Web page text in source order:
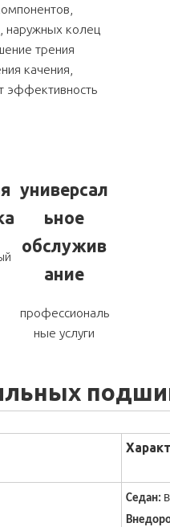
наружных колец
трения
качения,
эффективность
универсал
ьное
обслужив
ание
профессиональ
ные услуги
Седан: